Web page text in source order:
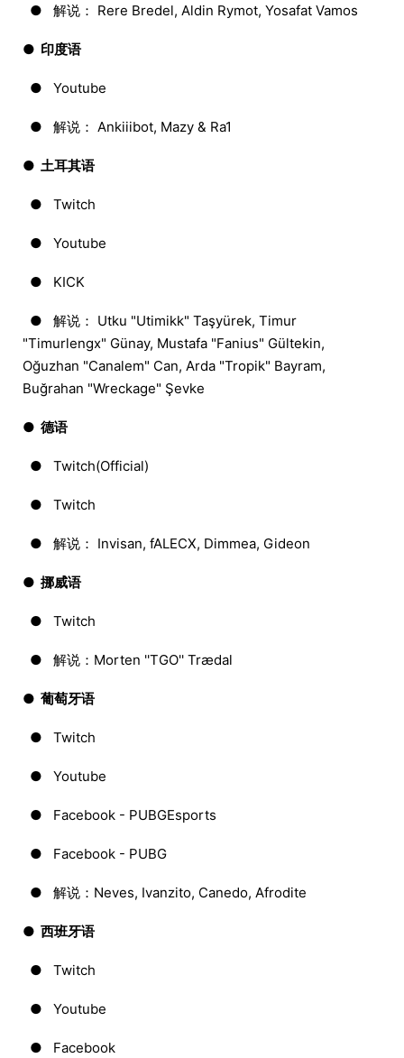
● 解说： Rere Bredel, Aldin Rymot, Yosafat Vamos
● 印度语
● Youtube
● 解说： Ankiiibot, Mazy & Ra1
● 土耳其语
● Twitch
● Youtube
● KICK
● 解说： Utku "Utimikk" Taşyürek, Timur
"Timurlengx" Günay, Mustafa "Fanius" Gültekin,
Oğuzhan "Canalem" Can, Arda "Tropik" Bayram,
Buğrahan "Wreckage" Şevke
● 德语
● Twitch(Official)
● Twitch
● 解说： Invisan, fALECX, Dimmea, Gideon
● 挪威语
● Twitch
● 解说：Morten ''TGO'' Trædal
● 葡萄牙语
● Twitch
● Youtube
● Facebook - PUBGEsports
● Facebook - PUBG
● 解说：Neves, Ivanzito, Canedo, Afrodite
● 西班牙语
● Twitch
● Youtube
● Facebook